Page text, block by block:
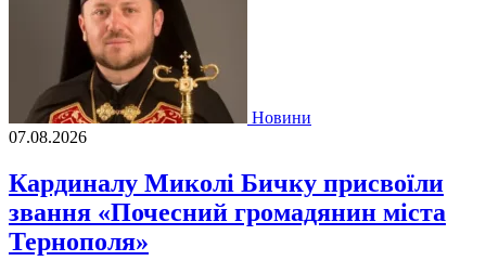
Новини
07.08.2026
Кардиналу Миколі Бичку присвоїли
звання «Почесний громадянин міста
Тернополя»